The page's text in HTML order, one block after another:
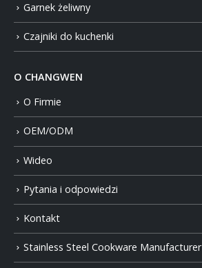
Garnek żeliwny
Czajniki do kuchenki
O CHANGWEN
O Firmie
OEM/ODM
Wideo
Pytania i odpowiedzi
Kontakt
Stainless Steel Cookware Manufacturer